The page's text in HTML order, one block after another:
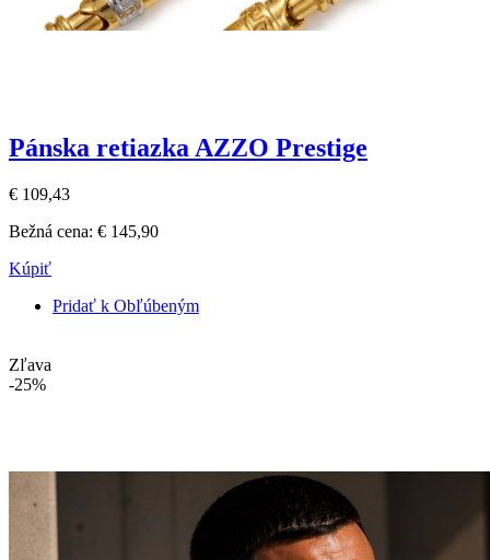
Pánska retiazka AZZO Prestige
€ 109,43
Bežná cena: € 145,90
Kúpiť
Pridať k Obľúbeným
Zľava
-25%